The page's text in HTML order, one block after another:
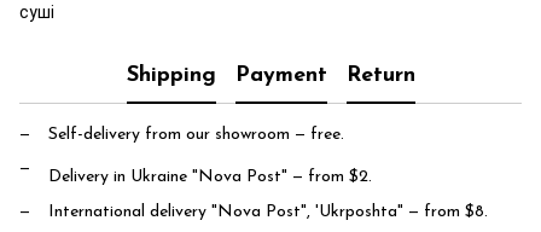
суші
Shipping Payment Return
Self-delivery from our showroom — free.
Delivery in Ukraine "Nova Post" — from $2.
International delivery "Nova Post", 'Ukrposhta" — from $8.